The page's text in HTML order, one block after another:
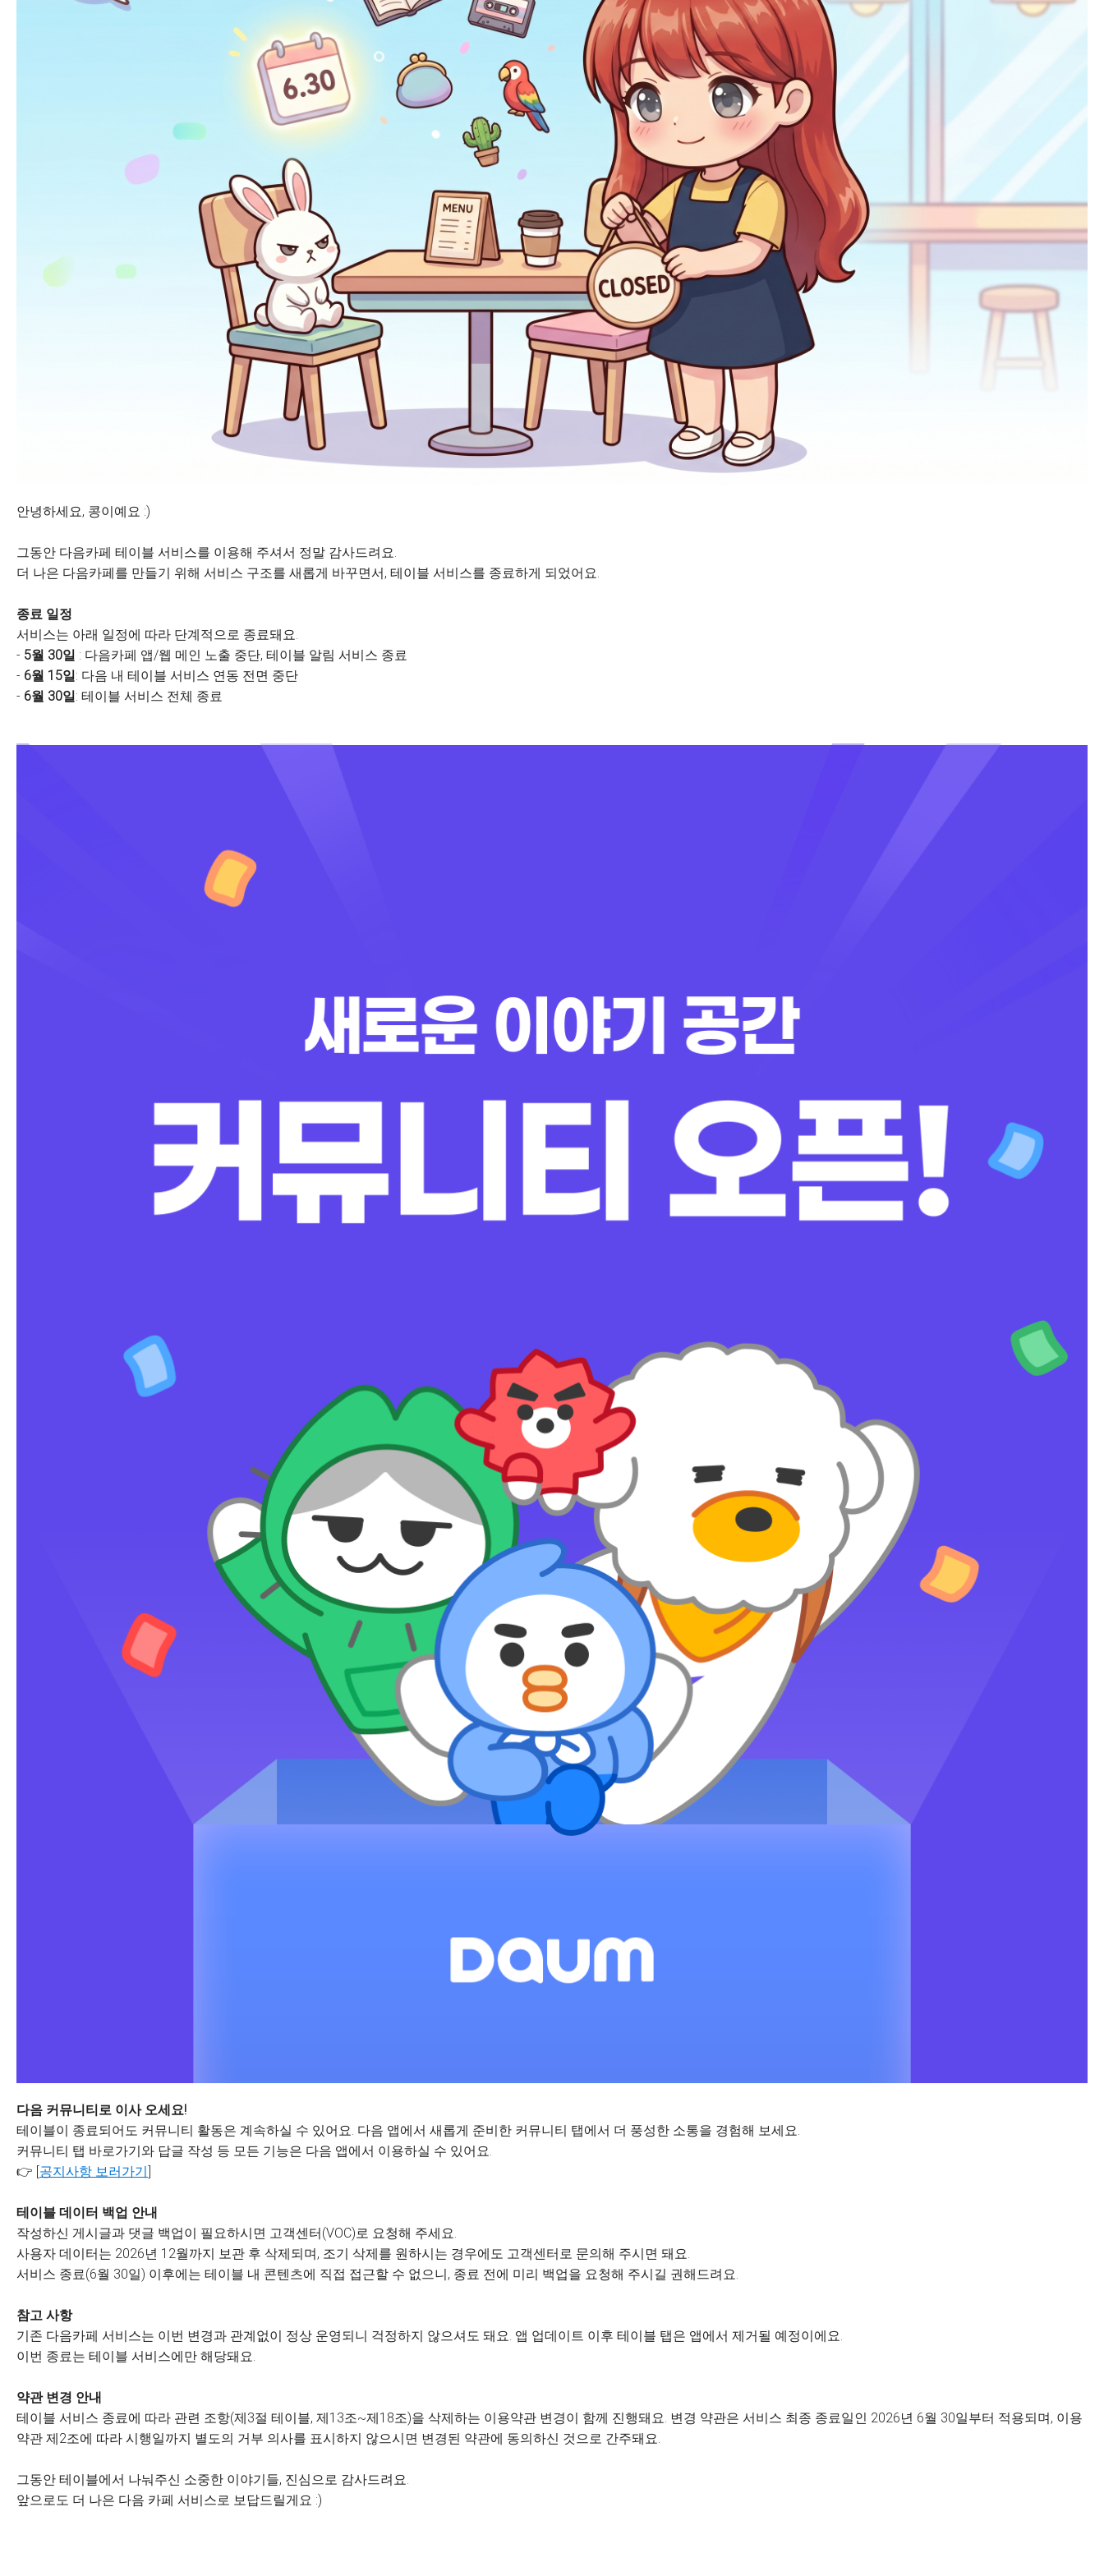
안녕하세요, 콩이예요 :)
그동안 다음카페 테이블 서비스를 이용해 주셔서 정말 감사드려요.
더 나은 다음카페를 만들기 위해 서비스 구조를 새롭게 바꾸면서, 테이블 서비스를 종료하게 되었어요.
종료 일정
서비스는 아래 일정에 따라 단계적으로 종료돼요.
- 5월 30일 : 다음카페 앱/웹 메인 노출 중단, 테이블 알림 서비스 종료
- 6월 15일: 다음 내 테이블 서비스 연동 전면 중단
- 6월 30일: 테이블 서비스 전체 종료
다음 커뮤니티로 이사 오세요!
테이블이 종료되어도 커뮤니티 활동은 계속하실 수 있어요. 다음 앱에서 새롭게 준비한 커뮤니티 탭에서 더 풍성한 소통을 경험해 보세요.
커뮤니티 탭 바로가기와 답글 작성 등 모든 기능은 다음 앱에서 이용하실 수 있어요.
👉 [공지사항 보러가기]
테이블 데이터 백업 안내
작성하신 게시글과 댓글 백업이 필요하시면 고객센터(VOC)로 요청해 주세요.
사용자 데이터는 2026년 12월까지 보관 후 삭제되며, 조기 삭제를 원하시는 경우에도 고객센터로 문의해 주시면 돼요.
서비스 종료(6월 30일) 이후에는 테이블 내 콘텐츠에 직접 접근할 수 없으니, 종료 전에 미리 백업을 요청해 주시길 권해드려요.
참고 사항
기존 다음카페 서비스는 이번 변경과 관계없이 정상 운영되니 걱정하지 않으셔도 돼요. 앱 업데이트 이후 테이블 탭은 앱에서 제거될 예정이에요.
이번 종료는 테이블 서비스에만 해당돼요.
약관 변경 안내
테이블 서비스 종료에 따라 관련 조항(제3절 테이블, 제13조~제18조)을 삭제하는 이용약관 변경이 함께 진행돼요. 변경 약관은 서비스 최종 종료일인 2026년 6월 30일부터 적용되며, 이용
약관 제2조에 따라 시행일까지 별도의 거부 의사를 표시하지 않으시면 변경된 약관에 동의하신 것으로 간주돼요.
그동안 테이블에서 나눠주신 소중한 이야기들, 진심으로 감사드려요.
앞으로도 더 나은 다음 카페 서비스로 보답드릴게요 :)